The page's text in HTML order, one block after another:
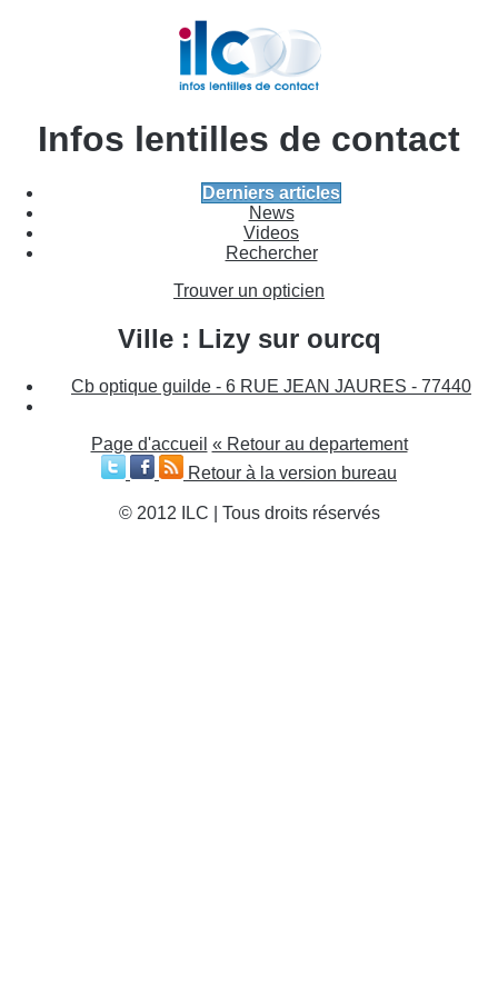
Infos lentilles de contact
Derniers articles
News
Videos
Rechercher
Trouver un opticien
Ville : Lizy sur ourcq
Cb optique guilde - 6 RUE JEAN JAURES - 77440
Page d'accueil « Retour au departement
Retour à la version bureau
© 2012 ILC | Tous droits réservés